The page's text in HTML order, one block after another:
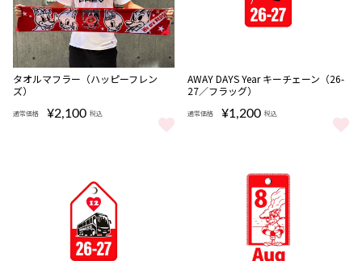
NEW
タオルマフラー（ハッピーフレン
ズ）
通常価格 ¥2,100 税込
タオルマフラー（ハッピーフレンズ） をもっと見る
AWAY DAYS Year キーチェーン（26-
27／フラッグ）
通常価格 ¥1,200 税込
AWAY DAYS Year キーチェーン